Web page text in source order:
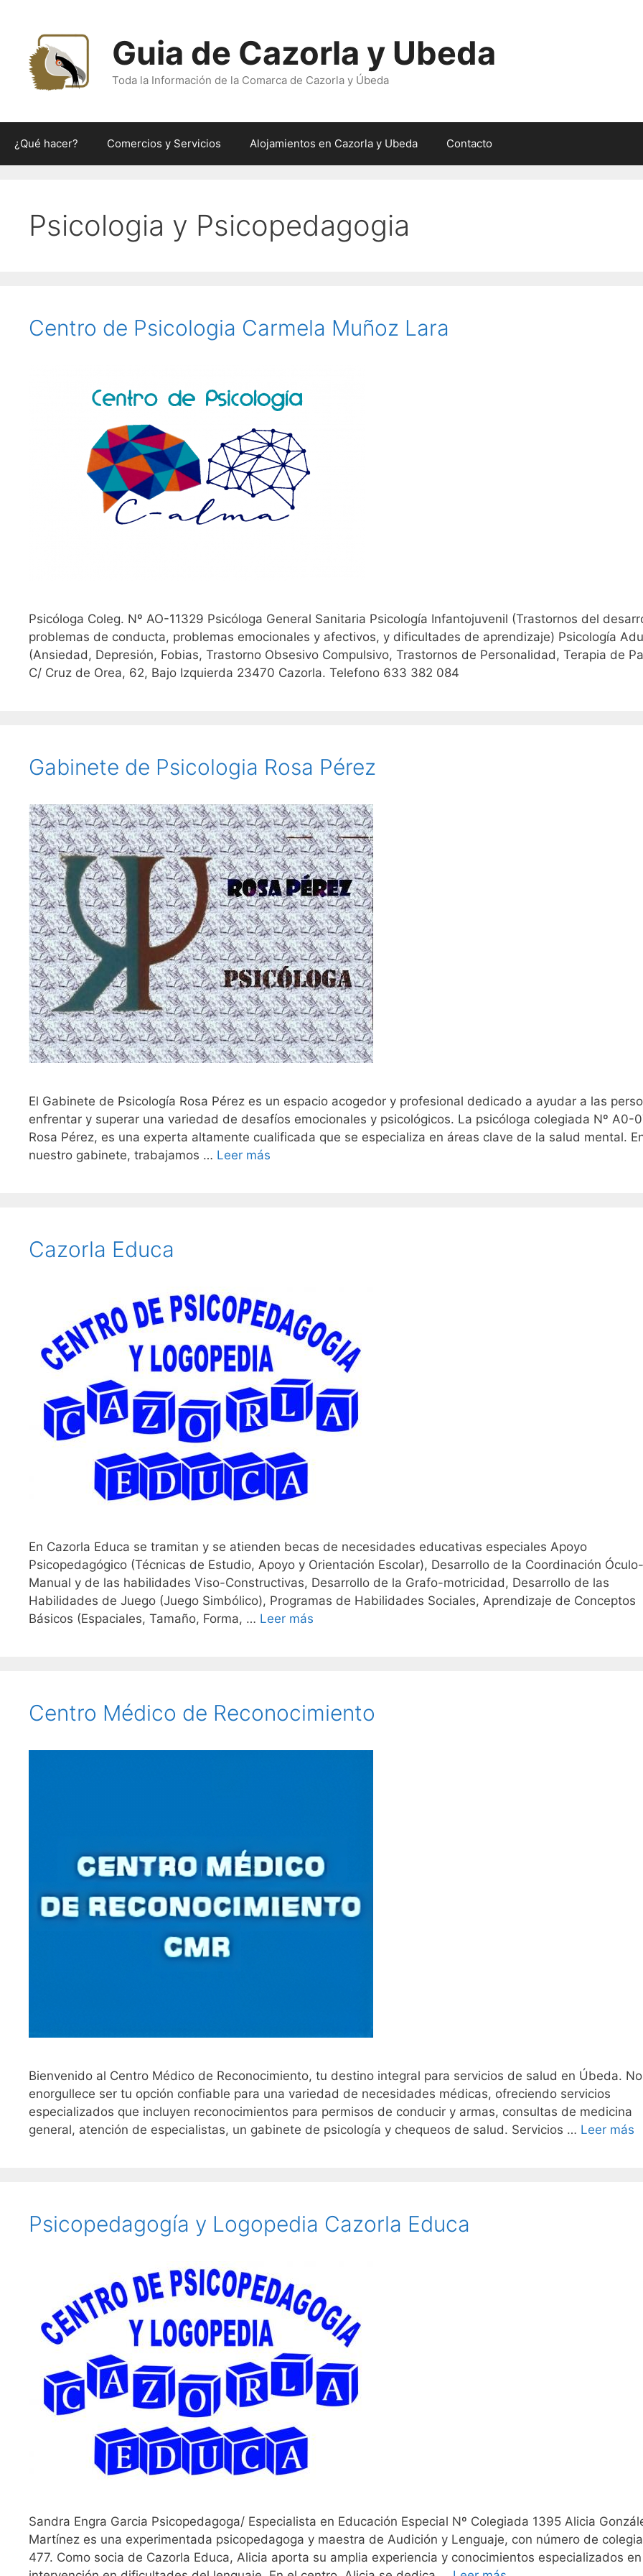
contenido
Guia de Cazorla y Ubeda
Toda la Información de la Comarca de Cazorla y Úbeda
¿Qué hacer? Comercios y Servicios Alojamientos en Cazorla y Ubeda Contacto
Psicologia y Psicopedagogia
Centro de Psicologia Carmela Muñoz Lara
Psicóloga Coleg. Nº AO-11329 Psicóloga General Sanitaria Psicología Infantojuvenil (Trastornos del
problemas de conducta, problemas emocionales y afectivos, y dificultades de aprendizaje) Psicología
(Ansiedad, Depresión, Fobias, Trastorno Obsesivo Compulsivo, Trastornos de Personalidad, Terapia de
C/ Cruz de Orea, 62, Bajo Izquierda 23470 Cazorla. Telefono 633 382 084
Gabinete de Psicologia Rosa Pérez
El Gabinete de Psicología Rosa Pérez es un espacio acogedor y profesional dedicado a ayudar a las
enfrentar y superar una variedad de desafíos emocionales y psicológicos. La psicóloga colegiada Nº A0-
Rosa Pérez, es una experta altamente cualificada que se especializa en áreas clave de la salud mental.
nuestro gabinete, trabajamos … Leer más
Cazorla Educa
En Cazorla Educa se tramitan y se atienden becas de necesidades educativas especiales Apoyo
Psicopedagógico (Técnicas de Estudio, Apoyo y Orientación Escolar), Desarrollo de la Coordinación Óculo-
Manual y de las habilidades Viso-Constructivas, Desarrollo de la Grafo-motricidad, Desarrollo de las
Habilidades de Juego (Juego Simbólico), Programas de Habilidades Sociales, Aprendizaje de Conceptos
Básicos (Espaciales, Tamaño, Forma, … Leer más
Centro Médico de Reconocimiento
Bienvenido al Centro Médico de Reconocimiento, tu destino integral para servicios de salud en Úbeda.
enorgullece ser tu opción confiable para una variedad de necesidades médicas, ofreciendo servicios
especializados que incluyen reconocimientos para permisos de conducir y armas, consultas de medicina
general, atención de especialistas, un gabinete de psicología y chequeos de salud. Servicios … Leer más
Psicopedagogía y Logopedia Cazorla Educa
Sandra Engra Garcia Psicopedagoga/ Especialista en Educación Especial Nº Colegiada 1395 Alicia
Martínez es una experimentada psicopedagoga y maestra de Audición y Lenguaje, con número de
477. Como socia de Cazorla Educa, Alicia aporta su amplia experiencia y conocimientos especializados